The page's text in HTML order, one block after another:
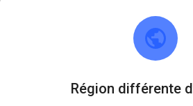
Région différente